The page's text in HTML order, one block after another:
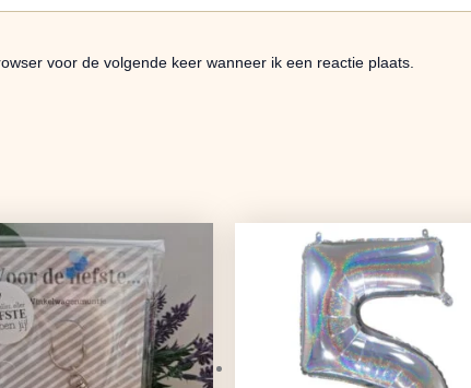
voor de volgende keer wanneer ik een reactie plaats.